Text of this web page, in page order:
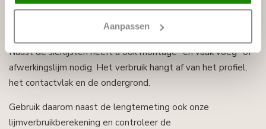
Aanpassen
Vergeet lijm en voegmateriaal niet
Naast de sierlijsten heeft u ook montage- en vaak voeg- of
afwerkingslijm nodig. Het verbruik hangt af van het profiel,
het contactvlak en de ondergrond.
Gebruik daarom naast de lengtemeting ook onze
lijmverbruikberekening en controleer de